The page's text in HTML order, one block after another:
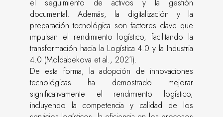
el seguimiento de activos y la gestión
documental. Además, la digitalización y la
preparación tecnológica son factores clave que
impulsan el rendimiento logístico, facilitando la
transformación hacia la Logística 4.0 y la Industria
4.0 (Moldabekova et al., 2021).
De esta forma, la adopción de innovaciones
tecnológicas ha demostrado mejorar
significativamente el rendimiento logístico,
incluyendo la competencia y calidad de los